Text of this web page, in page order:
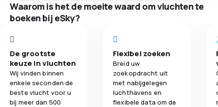
Waarom is het de moeite waard om vluchten te
boeken bij eSky?
De grootste
keuze in vluchten
Wij vinden binnen
enkele seconden de
beste vlucht voor u
bij meer dan 500
Flexibel zoeken
Breid uw
zoekopdracht uit
met nabijgelegen
luchthavens en
flexibele data om de